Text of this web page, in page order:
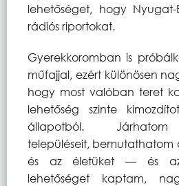
lehetőséget, hogy Nyugat-
rádiós riportokat.
Gyerekkoromban is
műfajjal, ezért különösen
hogy most valóban teret
lehetőség szinte
állapotból. Járhatom
településeit, bemutathatom
és az életüket — és
lehetőséget kaptam,